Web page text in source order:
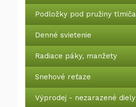
Podložky pod pružiny tlmiča
Denné svietenie
Radiace páky, manžety
Snehové reťaze
Výprodej - nezarazené diely